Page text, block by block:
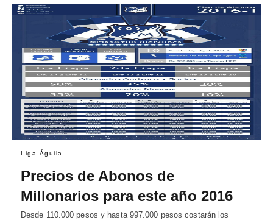
Liga Águila
Precios de Abonos de
Millonarios para este año 2016
Desde 110.000 pesos y hasta 997.000 pesos costarán los